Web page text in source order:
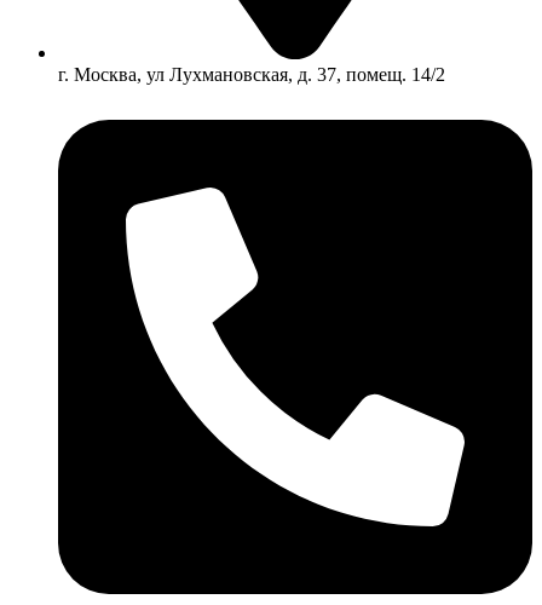
г. Москва, ул Лухмановская, д. 37, помещ. 14/2